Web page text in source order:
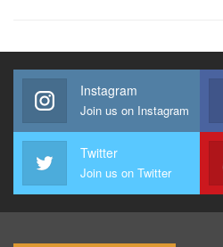
Instagram
Join us on Instagram
Twitter
Join us on Twitter